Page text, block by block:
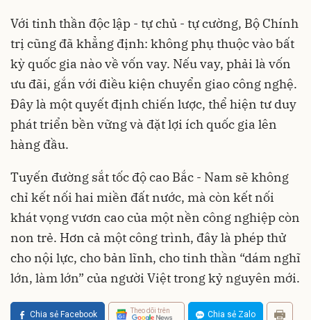
Với tinh thần độc lập - tự chủ - tự cường, Bộ Chính
trị cũng đã khẳng định: không phụ thuộc vào bất
kỳ quốc gia nào về vốn vay. Nếu vay, phải là vốn
ưu đãi, gắn với điều kiện chuyển giao công nghệ.
Đây là một quyết định chiến lược, thể hiện tư duy
phát triển bền vững và đặt lợi ích quốc gia lên
hàng đầu.
Tuyến đường sắt tốc độ cao Bắc - Nam sẽ không
chỉ kết nối hai miền đất nước, mà còn kết nối
khát vọng vươn cao của một nền công nghiệp còn
non trẻ. Hơn cả một công trình, đây là phép thử
cho nội lực, cho bản lĩnh, cho tinh thần “dám nghĩ
lớn, làm lớn” của người Việt trong kỷ nguyên mới.
Chia sẻ Facebook Theo dõi trên Chia sẻ Zalo